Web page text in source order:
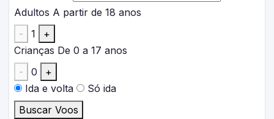
Adultos A partir de 18 anos
-
1
+
Crianças De 0 a 17 anos
-
0
+
Ida e volta
Só ida
Buscar Voos